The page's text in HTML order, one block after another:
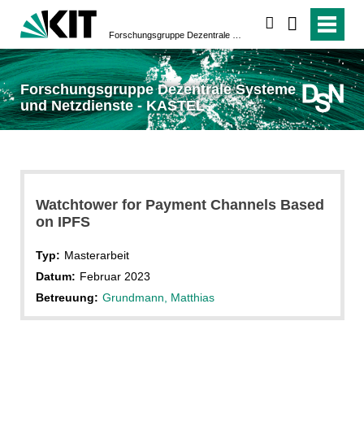
Forschungsgruppe Dezentrale Systeme
und Netzdienste - KASTEL
Watchtower for Payment Channels Based
on IPFS
Typ: Masterarbeit
Datum: Februar 2023
Betreuung: Grundmann, Matthias